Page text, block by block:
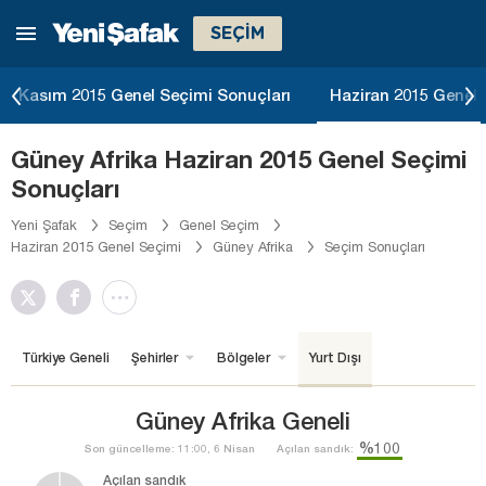
SEÇİM
Kasım 2015 Genel Seçimi Sonuçları Haziran 2015 Genel
Güney Afrika Haziran 2015 Genel Seçimi
Sonuçları
Yeni Şafak Seçim
Genel Seçim
Haziran 2015 Genel Seçimi
Güney Afrika Seçim Sonuçları
Türkiye Geneli Şehirler Bölgeler Yurt Dışı
Güney Afrika Geneli
Son güncelleme: 11:00, 6 Nisan Açılan sandık: %100
Açılan sandık